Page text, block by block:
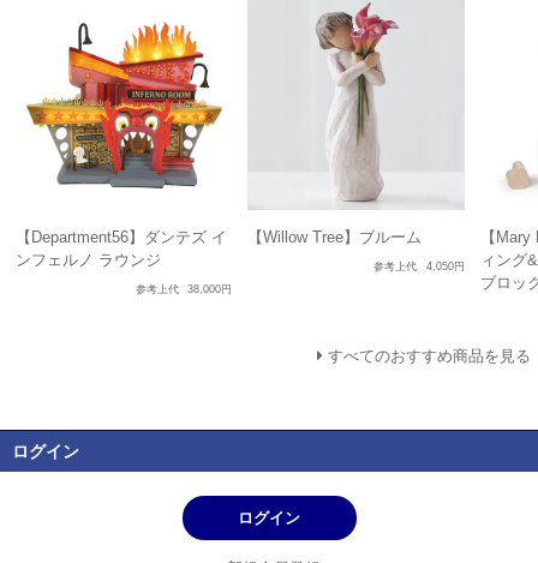
【Department56】ダンテズ イ
ンフェルノ ラウンジ
参考上代 38,000円
【Willow Tree】ブルーム
参考上代 4,050円
【
ィング
ブロッ
すべてのおすすめ商品を見る
ログイン
ログイン